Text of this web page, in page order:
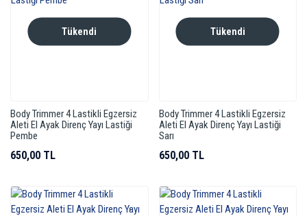
Tükendi
Body Trimmer 4 Lastikli Egzersiz
Aleti El Ayak Direnç Yayı Lastiği
Pembe
650,00 TL
Tükendi
Body Trimmer 4 Lastikli Egzersiz
Aleti El Ayak Direnç Yayı Lastiği
Sarı
650,00 TL